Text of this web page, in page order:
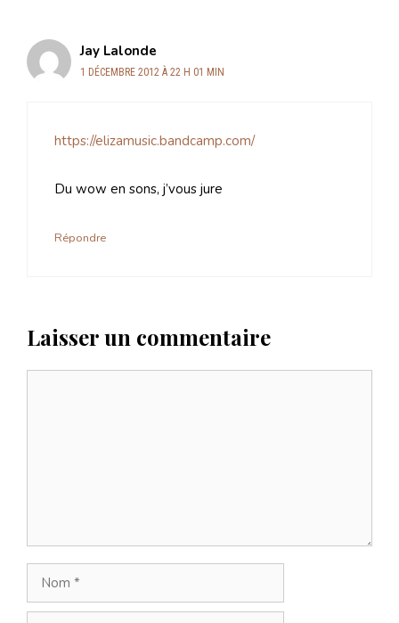
Jay Lalonde
1 DÉCEMBRE 2012 À 22 H 01 MIN
https://elizamusic.bandcamp.com/
Du wow en sons, j’vous jure
Répondre
Laisser un commentaire
Nom